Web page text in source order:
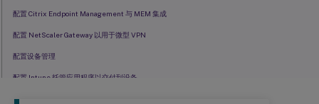
配置 Citrix Endpoint Management 与 MEM 集成
配置 NetScaler Gateway 以用于微型 VPN
配置设备管理
配置 Intune 托管应用程序以交付到设备
配置 Citrix Secure Mail